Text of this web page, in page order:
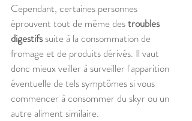
Cependant, certaines personnes
éprouvent tout de même des troubles
digestifs suite à la consommation de
fromage et de produits dérivés. Il vaut
donc mieux veiller à surveiller l'apparition
éventuelle de tels symptômes si vous
commencer à consommer du skyr ou un
autre aliment similaire.